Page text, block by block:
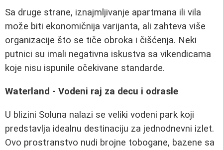
Sa druge strane, iznajmljivanje apartmana ili vila
može biti ekonomičnija varijanta, ali zahteva više
organizacije što se tiče obroka i čišćenja. Neki
putnici su imali negativna iskustva sa vikendicama
koje nisu ispunile očekivane standarde.
Waterland - Vodeni raj za decu i odrasle
U blizini Soluna nalazi se veliki vodeni park koji
predstavlja idealnu destinaciju za jednodnevni izlet.
Ovo prostranstvo nudi brojne tobogane, bazene sa